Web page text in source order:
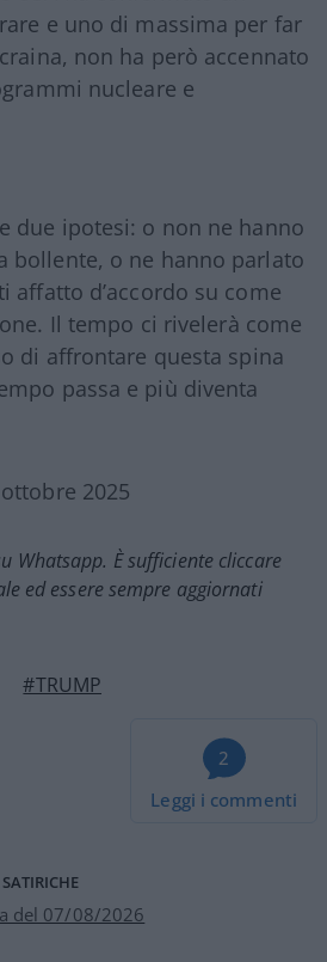
e uno di massima per far
non ha però accennato
nucleare e
due ipotesi: o non ne hanno
bollente, o ne hanno parlato
affatto d’accordo su come
Il tempo ci rivelerà come
di affrontare questa spina
passa e più diventa
2025
Whatsapp. È sufficiente cliccare
ed essere sempre aggiornati
#TRUMP
2
Leggi i commenti
del 07/08/2026